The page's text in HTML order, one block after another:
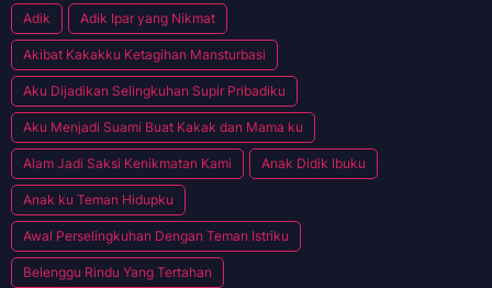
Adik Adik Ipar yang Nikmat
Akibat Kakakku Ketagihan Mansturbasi
Aku Dijadikan Selingkuhan Supir Pribadiku
Aku Menjadi Suami Buat Kakak dan Mama ku
Alam Jadi Saksi Kenikmatan Kami Anak Didik Ibuku
Anak ku Teman Hidupku
Awal Perselingkuhan Dengan Teman Istriku
Belenggu Rindu Yang Tertahan